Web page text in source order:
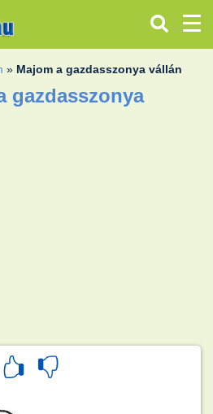
» Majom a gazdasszonya vállán
gazdasszonya